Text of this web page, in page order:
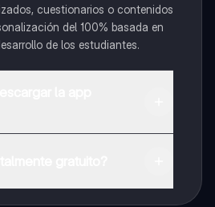
cuestionarios o contenidos
del 100% basada en
de los estudiantes.